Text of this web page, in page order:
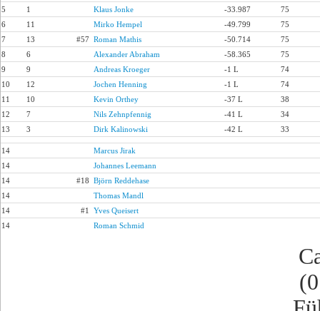
5
1 Klaus Jonke -33.987
75
6
11 Mirko Hempel -49.799
75
7
13 #57 Roman Mathis -50.714
75
8
6 Alexander Abraham -58.365
75
9
9 Andreas Kroeger -1 L
74
10
12 Jochen Henning -1 L
74
11
10 Kevin Orthey -37 L
38
12
7 Nils Zehnpfennig -41 L
34
13
3 Dirk Kalinowski -42 L 33
14
Marcus Jirak
14
Johannes Leemann
14
#18 Björn Reddehase
14
Thomas Mandl
14
#1
Yves Queisert
14
Roman Schmid